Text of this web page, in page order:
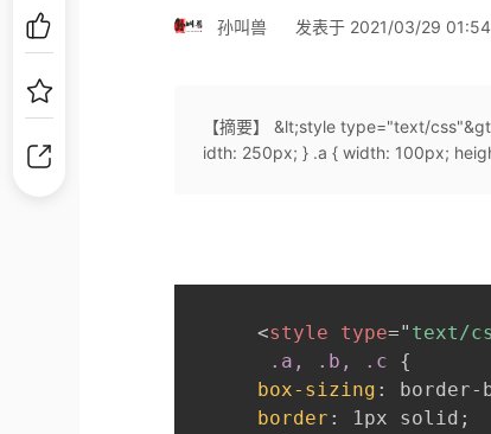
孙叫兽 发表于 2021/03/29
【摘要】 &lt;style type="text/
idth: 250px; } .a { width: 100px;
<style type=" text/
.a, .b, .c
{
box-sizing : border-
border : 1px solid ;